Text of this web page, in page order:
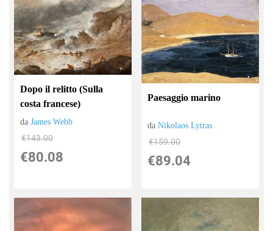
Dopo il relitto (Sulla
costa francese)
daJames Webb
€143.00
€80.08
Paesaggio marino
daNikolaos Lytras
€159.00
€89.04